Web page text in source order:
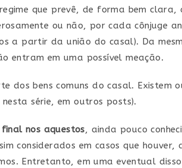
que prevê, de forma bem clara,
ou não, por cada cônjuge
a partir da união do casal). Da
entram em uma possível meação.
dos bens comuns do casal. Existem
série, em outros posts).
nos aquestos, ainda pouco
considerados em casos que
Entretanto, em uma eventual